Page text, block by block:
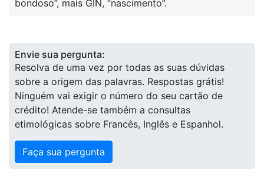
bondoso”, mais GIN, “nascimento”.
Envie sua pergunta:
Resolva de uma vez por todas as suas dúvidas
sobre a origem das palavras. Respostas grátis!
Ninguém vai exigir o número do seu cartão de
crédito! Atende-se também a consultas
etimológicas sobre Francês, Inglês e Espanhol.
Faça sua pergunta